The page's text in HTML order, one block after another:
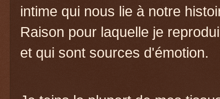
intime qui nous lie à notre
Raison pour laquelle je
et qui sont sources d'émotion.